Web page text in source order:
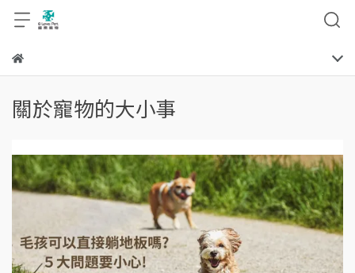
關於寵物的大小事